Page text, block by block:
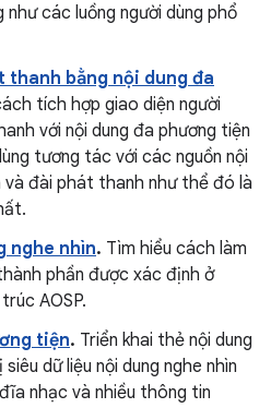
như các luồng người dùng phổ
thanh bằng nội dung đa
tích hợp giao diện người
với nội dung đa phương tiện
tương tác với các nguồn nội
và đài phát thanh như thể đó là
nghe nhìn. Tìm hiểu cách làm
phần được xác định ở
AOSP.
tiện. Triển khai thẻ nội dung
dữ liệu nội dung nghe nhìn
nhạc và nhiều thông tin